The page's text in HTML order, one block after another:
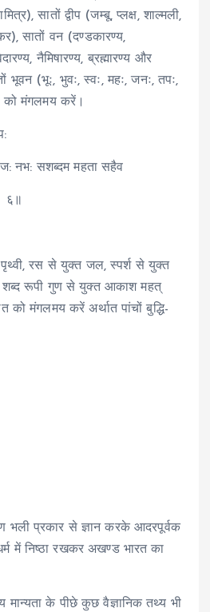
सातों द्वीप (जम्बू, प्लक्ष, शाल्मली,
सातों वन (दण्डकारण्य,
नैमिषारण्य, ब्रह्मारण्य और
भूवन (भूः, भुवः, स्वः, महः, जनः, तपः,
को मंगलमय करें।
नभ: सशब्दम महता सहैव
६॥
रस से युक्त जल, स्पर्श से युक्त
शब्द रूपी गुण से युक्त आकाश महत्
को मंगलमय करें अर्थात पांचों बुद्धि-
भली प्रकार से ज्ञान करके आदरपूर्वक
में निष्ठा रखकर अखण्ड भारत का
मान्यता के पीछे कुछ वैज्ञानिक तथ्य भी